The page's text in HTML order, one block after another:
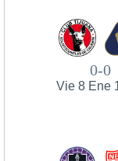
0-0
Vie 8 Ene